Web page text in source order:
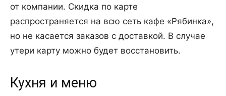
от компании. Скидка по карте
распространяется на всю сеть кафе «Рябинка»,
но не касается заказов с доставкой. В случае
утери карту можно будет восстановить.
Кухня и меню